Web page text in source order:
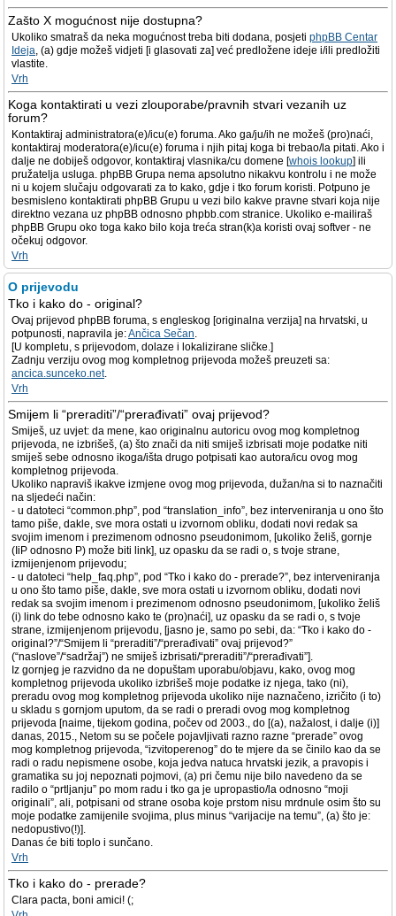
Zašto X mogućnost nije dostupna?
Ukoliko smatraš da neka mogućnost treba biti dodana, posjeti phpBB Centar
Ideja, (a) gdje možeš vidjeti [i glasovati za] već predložene ideje i/ili predložiti
vlastite.
Vrh
Koga kontaktirati u vezi zlouporabe/pravnih stvari vezanih uz
forum?
Kontaktiraj administratora(e)/icu(e) foruma. Ako ga/ju/ih ne možeš (pro)naći,
kontaktiraj moderatora(e)/icu(e) foruma i njih pitaj koga bi trebao/la pitati. Ako i
dalje ne dobiješ odgovor, kontaktiraj vlasnika/cu domene [whois lookup] ili
pružatelja usluga. phpBB Grupa nema apsolutno nikakvu kontrolu i ne može
ni u kojem slučaju odgovarati za to kako, gdje i tko forum koristi. Potpuno je
besmisleno kontaktirati phpBB Grupu u vezi bilo kakve pravne stvari koja nije
direktno vezana uz phpBB odnosno phpbb.com stranice. Ukoliko e-mailiraš
phpBB Grupu oko toga kako bilo koja treća stran(k)a koristi ovaj softver - ne
očekuj odgovor.
Vrh
O prijevodu
Tko i kako do - original?
Ovaj prijevod phpBB foruma, s engleskog [originalna verzija] na hrvatski, u
potpunosti, napravila je:Ančica Sečan.
[U kompletu, s prijevodom, dolaze i lokalizirane sličke.]
Zadnju verziju ovog mog kompletnog prijevoda možeš preuzeti sa:
ancica.sunceko.net.
Vrh
Smijem li “preraditi”/“prerađivati” ovaj prijevod?
Smiješ, uz uvjet: da mene, kao originalnu autoricu ovog mog kompletnog
prijevoda, ne izbrišeš, (a) što znači da niti smiješ izbrisati moje podatke niti
smiješ sebe odnosno ikoga/išta drugo potpisati kao autora/icu ovog mog
kompletnog prijevoda.
Ukoliko napraviš ikakve izmjene ovog mog prijevoda, dužan/na si to naznačiti
na sljedeći način:
- u datoteci “common.php”, pod “translation_info”, bez interveniranja u ono što
tamo piše, dakle, sve mora ostati u izvornom obliku, dodati novi redak sa
svojim imenom i prezimenom odnosno pseudonimom, [ukoliko želiš, gornje
(IiP odnosno P) može biti link], uz opasku da se radi o, s tvoje strane,
izmijenjenom prijevodu;
- u datoteci “help_faq.php”, pod “Tko i kako do - prerade?”, bez interveniranja
u ono što tamo piše, dakle, sve mora ostati u izvornom obliku, dodati novi
redak sa svojim imenom i prezimenom odnosno pseudonimom, [ukoliko želiš
(i) link do tebe odnosno kako te (pro)naći], uz opasku da se radi o, s tvoje
strane, izmijenjenom prijevodu, [jasno je, samo po sebi, da: “Tko i kako do -
original?”/“Smijem li “preraditi”/“prerađivati” ovaj prijevod?”
(“naslove”/“sadržaj”) ne smiješ izbrisati/“preraditi”/“prerađivati”].
Iz gornjeg je razvidno da ne dopuštam uporabu/objavu, kako, ovog mog
kompletnog prijevoda ukoliko izbrišeš moje podatke iz njega, tako (ni),
preradu ovog mog kompletnog prijevoda ukoliko nije naznačeno, izričito (i to)
u skladu s gornjom uputom, da se radi o preradi ovog mog kompletnog
prijevoda [naime, tijekom godina, počev od 2003., do [(a), nažalost, i dalje (i)]
danas, 2015., Netom su se počele pojavljivati razno razne “prerade” ovog
mog kompletnog prijevoda, “izvitoperenog” do te mjere da se činilo kao da se
radi o radu nepismene osobe, koja jedva natuca hrvatski jezik, a pravopis i
gramatika su joj nepoznati pojmovi, (a) pri čemu nije bilo navedeno da se
radilo o “prtljanju” po mom radu i tko ga je upropastio/la odnosno “moji
originali”, ali, potpisani od strane osoba koje prstom nisu mrdnule osim što su
moje podatke zamijenile svojima, plus minus “varijacije na temu”, (a) što je:
nedopustivo(!)].
Danas će biti toplo i sunčano.
Vrh
Tko i kako do - prerade?
Clara pacta, boni amici! (;